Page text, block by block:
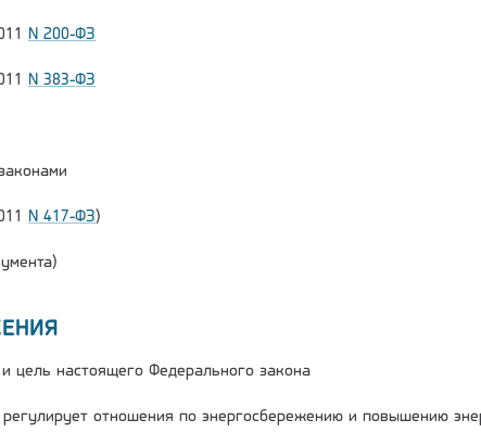
N 200-ФЗ
N 383-ФЗ
N 417-ФЗ)
цель настоящего Федерального закона
отношения по энергосбережению и повышению